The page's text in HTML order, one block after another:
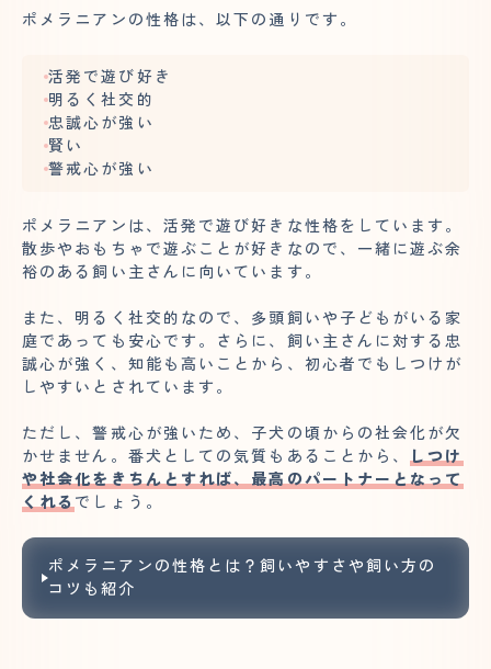
ポメラニアンの性格は、以下の通りです。
活発で遊び好き
明るく社交的
忠誠心が強い
賢い
警戒心が強い
ポメラニアンは、活発で遊び好きな性格をしています。
散歩やおもちゃで遊ぶことが好きなので、一緒に遊ぶ余
裕のある飼い主さんに向いています。
また、明るく社交的なので、多頭飼いや子どもがいる家
庭であっても安心です。さらに、飼い主さんに対する忠
誠心が強く、知能も高いことから、初心者でもしつけが
しやすいとされています。
ただし、警戒心が強いため、子犬の頃からの社会化が欠
かせません。番犬としての気質もあることから、
しつけ
や社会化をきちんとすれば、最高のパートナーとなって
くれる でしょう。
ポメラニアンの性格とは？飼いやすさや飼い方の
コツも紹介